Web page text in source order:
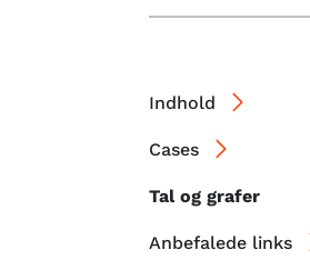
Indhold
Cases
Tal og grafer
Anbefalede links